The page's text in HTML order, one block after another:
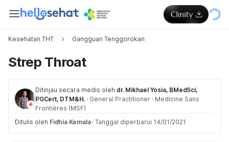
Kesehatan THT Gangguan Tenggorokan
Strep Throat
Ditinjau secara medis oleh dr. Mikhael Yosia, BMedSci,
PGCert, DTM&H. · General Practitioner · Medicine Sans
Frontières (MSF)
Ditulis oleh Fidhia Kemala · Tanggal diperbarui 14/01/2021